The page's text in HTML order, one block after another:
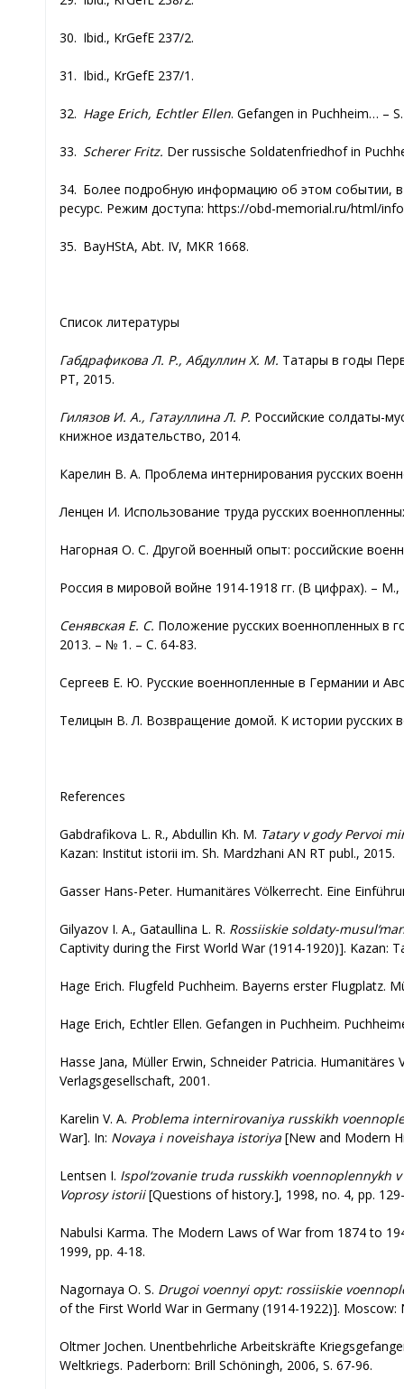
30. Ibid., KrGefE 237/2.
31. Ibid., KrGefE 237/1.
32. Hage Erich, Echtler Ellen. Gefangen in Puchheim… –
33. Scherer Fritz. Der russische Soldatenfriedhof in
34. Более подробную информацию об этом событии,
ресурс. Режим доступа: https://obd-memorial.ru/html/
35. BayHStA, Abt. IV, MKR 1668.
Список литературы
Габдрафикова Л. Р., Абдуллин Х. М. Татары в годы
РТ, 2015.
Гилязов И. А., Гатауллина Л. Р. Российские солдаты-
книжное издательство, 2014.
Карелин В. А. Проблема интернирования русских
Ленцен И. Использование труда русских
Нагорная О. С. Другой военный опыт: российские
Россия в мировой войне 1914-1918 гг. (В цифрах). – М.,
Сенявская Е. С. Положение русских военнопленных в
2013. – № 1. – C. 64-83.
Сергеев Е. Ю. Русские военнопленные в Германии и
Телицын В. Л. Возвращение домой. К истории
References
Gabdrafikova L. R., Abdullin Kh. M. Tatary v gody Pervoi
Kazan: Institut istorii im. Sh. Mardzhani AN RT publ., 2015.
Gasser Hans-Peter. Humanitäres Völkerrecht. Eine
Gilyazov I. A., Gataullina L. R. Rossiiskie soldaty-
Captivity during the First World War (1914-1920)]. Kazan:
Hage Erich. Flugfeld Puchheim. Bayerns erster Flugplatz.
Hage Erich, Echtler Ellen. Gefangen in Puchheim.
Hasse Jana, Müller Erwin, Schneider Patricia.
Verlagsgesellschaft, 2001.
Karelin V. A. Problema internirovaniya russkikh
War]. In: Novaya i noveishaya istoriya [New and Modern
Lentsen I. Ispol‘zovanie truda russkikh voennoplennykh
Voprosy istorii[Questions of history.], 1998, no. 4, pp.
Nabulsi Karma. The Modern Laws of War from 1874 to
1999, pp. 4-18.
Nagornaya O. S. Drugoi voennyi opyt: rossiiskie
of the First World War in Germany (1914-1922)]. Moscow:
Oltmer Jochen. Unentbehrliche Arbeitskräfte
Weltkriegs. Paderborn: Brill Schöningh, 2006, S. 67-96.